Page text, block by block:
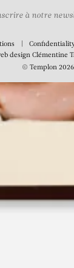
à notre
design Clémentine
© Templon 2026